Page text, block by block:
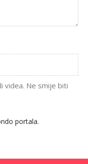
videa. Ne smije biti
portala.